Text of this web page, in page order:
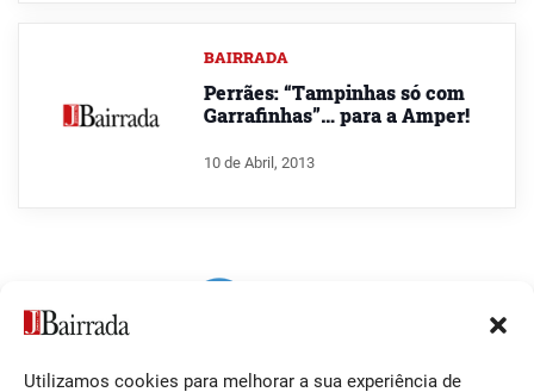
Utilizamos cookies para melhorar a sua experiência de
BAIRRADA
Perrães: “Tampinhas só com
Garrafinhas”… para a Amper!
10 de Abril, 2013